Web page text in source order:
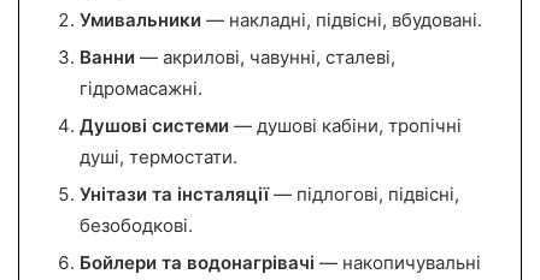
Умивальники — накладні, підвісні, вбудовані.
Ванни — акрилові, чавунні, сталеві,
гідромасажні.
Душові системи — душові кабіни, тропічні
душі, термостати.
Унітази та інсталяції— підлогові, підвісні,
безободкові.
Бойлери та водонагрівачі — накопичувальні